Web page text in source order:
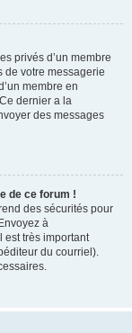
privés d’un membre
de votre messagerie
membre en
dernier a la
des messages
de ce forum !
des sécurités pour
à
est très important
du courriel).